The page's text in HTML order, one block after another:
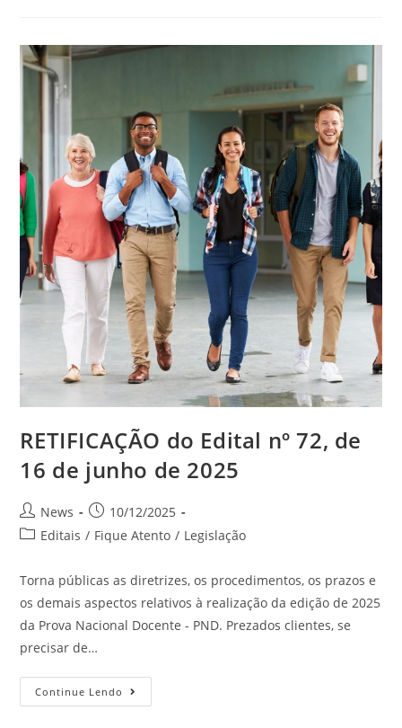
RETIFICAÇÃO do Edital nº 72, de
16 de junho de 2025
News
10/12/2025
Editais / Fique Atento / Legislação
Torna públicas as diretrizes, os procedimentos, os prazos e
os demais aspectos relativos à realização da edição de 2025
da Prova Nacional Docente - PND. Prezados clientes, se
precisar de…
Continue Lendo